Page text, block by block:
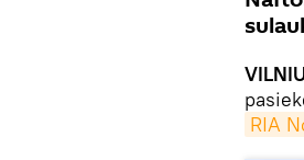
RIA